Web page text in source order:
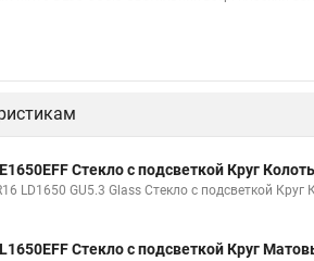
Стекло с подсветкой Круг
LD1650 GU5.3 Glass Стекло с подсветкой
Стекло с подсветкой Круг